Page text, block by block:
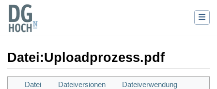
Datei:Uploadprozess.pdf
Wechseln zu: Navigation,Suche
Datei Dateiversionen
Dateiverwendung